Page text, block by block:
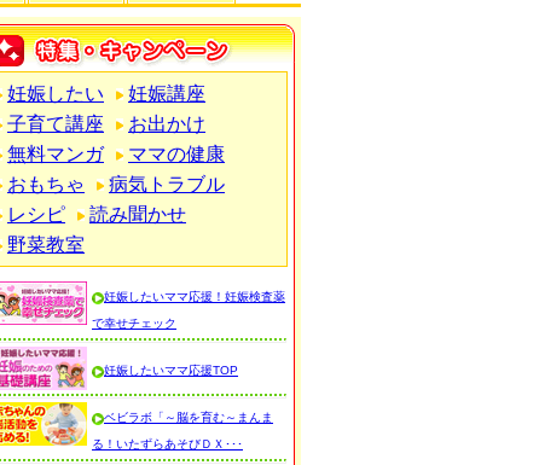
妊娠したい
妊娠講座
子育て講座
お出かけ
無料マンガ
ママの健康
おもちゃ
病気トラブル
レシピ
読み聞かせ
野菜教室
妊娠したいママ応援！妊娠検査薬
で幸せチェック
妊娠したいママ応援TOP
ベビラボ「～脳を育む～まんま
る！いたずらあそびＤＸ･･･